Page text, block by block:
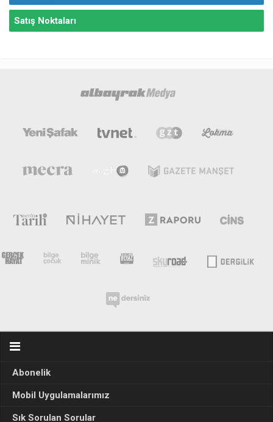
Satış Noktaları
Abonelik
Mobil Uygulamalarımız
Sık Sorulan Sorular